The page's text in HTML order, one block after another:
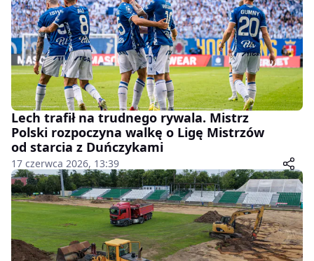
Lech trafił na trudnego rywala. Mistrz
Polski rozpoczyna walkę o Ligę Mistrzów
od starcia z Duńczykami
17 czerwca 2026, 13:39